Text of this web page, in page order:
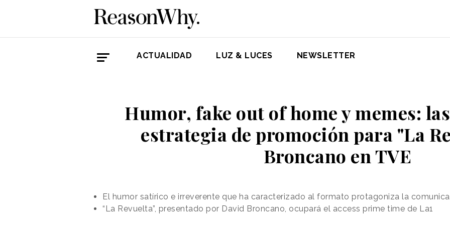
ACTUALIDAD LUZ & LUCES NEWSLETTER
Humor, fake out of home y memes:
estrategia de promoción para "La
Broncano en TVE
El humor satírico e irreverente que ha caracterizado al formato protagoniza la
“La Revuelta”, presentado por David Broncano, ocupará el access prime time de La1